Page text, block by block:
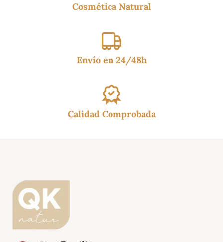
Cosmética Natural
Envío en 24/48h
Calidad Comprobada